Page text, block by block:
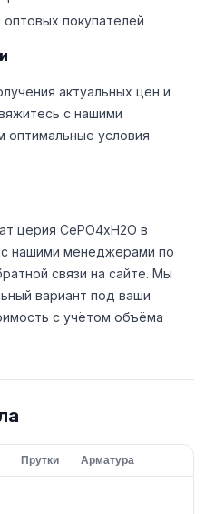
покупателей
актуальных цен и
с нашими
условия
церия CePO4хH2O в
нашими менеджерами по
связи на сайте. Мы
вариант под ваши
с учётом объёма
Прутки Арматура